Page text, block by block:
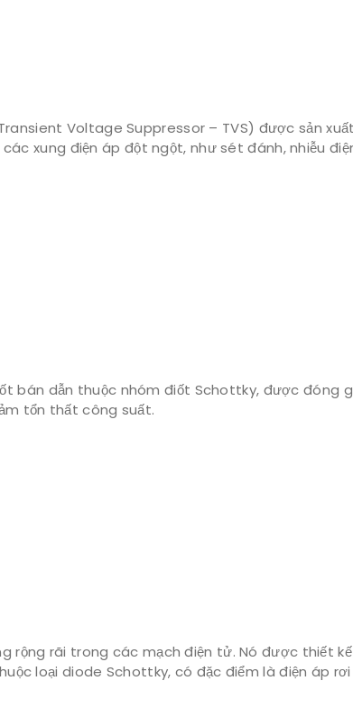
Voltage Suppressor – TVS) được sản
xung điện áp đột ngột, như sét đánh, nhiễu
bán dẫn thuộc nhóm điốt Schottky, được đóng
tổn thất công suất.
rộng rãi trong các mạch điện tử. Nó được thiết
loại diode Schottky, có đặc điểm là điện áp